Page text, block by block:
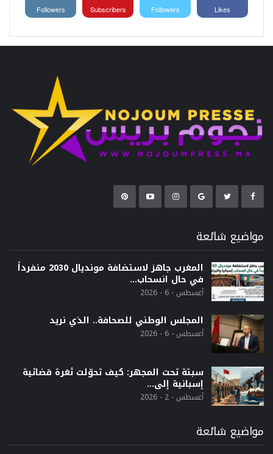
Likes
Followers
Subscribers
Followers
مواضيع شائعة
المغرب جاهز لاستضافة مونديال 2030 منفرداً
في حال انسحاب…
أغسطس - 6 - 2026
المجلس الوطني للصحافة.. الذي نريد
أغسطس - 6 - 2026
سبتة تحت المجهر: كيف تحوّلت ثغرة قضائية
إسبانية إلى…
أغسطس - 2 - 2026
مواضيع شائعة